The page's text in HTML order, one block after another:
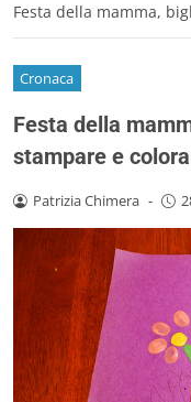
Festa della mamma,
Cronaca
Festa della
stampare e
Patrizia Chimera -